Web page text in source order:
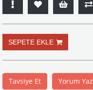
Tavsiye Et Yorum Yaz